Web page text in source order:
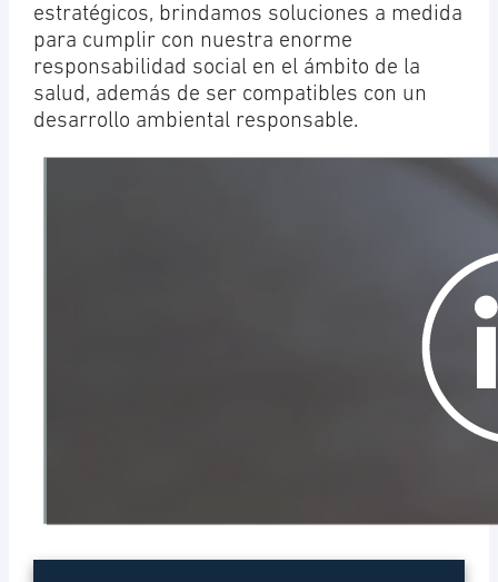
estratégicos, brindamos soluciones a medida
para cumplir con nuestra enorme
responsabilidad social en el ámbito de la
salud, además de ser compatibles con un
desarrollo ambiental responsable.